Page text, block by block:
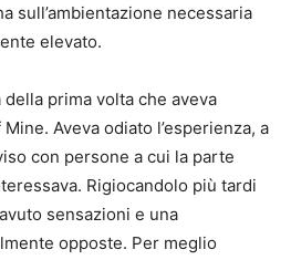
sull’ambientazione necessaria
elevato.
prima volta che aveva
Aveva odiato l’esperienza, a
con persone a cui la parte
Rigiocandolo più tardi
sensazioni e una
opposte. Per meglio